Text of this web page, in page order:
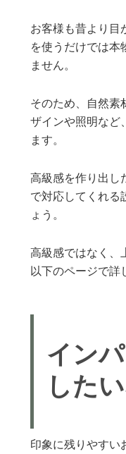
お客様も昔より目
を使うだけでは本
ません。
そのため、自然素
ザインや照明など
ます。
高級感を作り出し
で対応してくれる
ょう。
高級感ではなく、
以下のページで詳
イン
した
印象に残りやすい